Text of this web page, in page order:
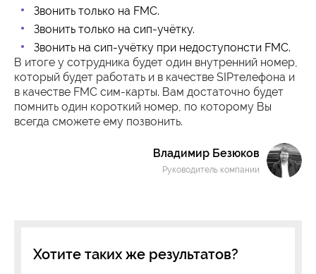
Звонить только на FMC.
Звонить только на сип-учётку.
Звонить на сип-учётку при недоступонсти FMC.
В итоге у сотрудника будет один внутренний номер,
который будет работать и в качестве SIPтелефона и
в качестве FMC сим-карты. Вам достаточно будет
помнить один короткий номер, по которому Вы
всегда сможете ему позвонить.
Владимир Безюков
Руководитель компании
Хотите таких же результатов?